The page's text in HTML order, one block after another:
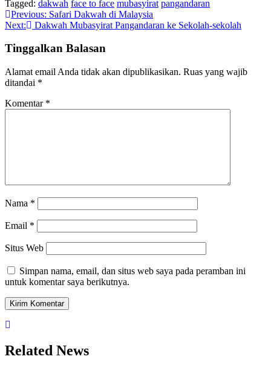
Tagged: dakwah face to face mubasyirat pangandaran
Navigasi
pos
Previous: Safari Dakwah di Malaysia
Next:
Dakwah Mubasyirat Pangandaran ke Sekolah-sekolah
Tinggalkan Balasan
Alamat email Anda tidak akan dipublikasikan. Ruas yang wajib
ditandai *
Komentar *
Nama *
Email *
Situs Web
Simpan nama, email, dan situs web saya pada peramban ini
untuk komentar saya berikutnya.
Related News